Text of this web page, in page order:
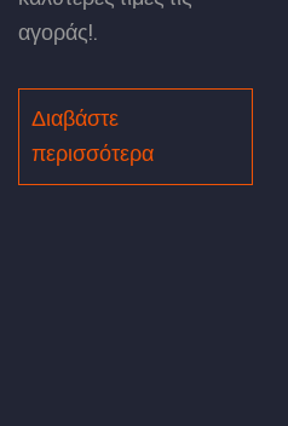
αγοράς!.
Διαβάστε
περισσότερα